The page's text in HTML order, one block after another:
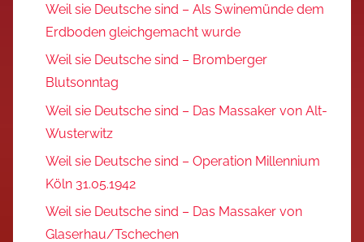
Weil sie Deutsche sind – Als Swinemünde dem
Erdboden gleichgemacht wurde
Weil sie Deutsche sind – Bromberger
Blutsonntag
Weil sie Deutsche sind – Das Massaker von Alt-
Wusterwitz
Weil sie Deutsche sind – Operation Millennium
Köln 31.05.1942
Weil sie Deutsche sind – Das Massaker von
Glaserhau/Tschechen